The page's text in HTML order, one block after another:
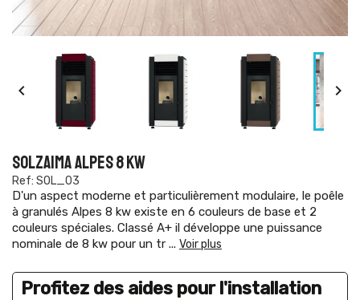
 
SOLZAIMA ALPES 8 KW
Ref: SOL_03
D'un aspect moderne et particulièrement modulaire, le poêle
à granulés Alpes 8 kw existe en 6 couleurs de base et 2
couleurs spéciales. Classé A+ il développe une puissance
nominale de 8 kw pour un tr ... Voir plus
Profitez des aides pour l'installation